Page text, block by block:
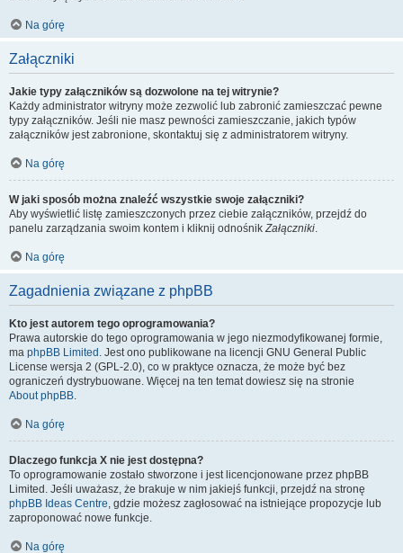
Na górę
Załączniki
Jakie typy załączników są dozwolone na tej witrynie?
Każdy administrator witryny może zezwolić lub zabronić zamieszczać pewne
typy załączników. Jeśli nie masz pewności zamieszczanie, jakich typów
załączników jest zabronione, skontaktuj się z administratorem witryny.
Na górę
W jaki sposób można znaleźć wszystkie swoje załączniki?
Aby wyświetlić listę zamieszczonych przez ciebie załączników, przejdź do
panelu zarządzania swoim kontem i kliknij odnośnikZałączniki.
Na górę
Zagadnienia związane z phpBB
Kto jest autorem tego oprogramowania?
Prawa autorskie do tego oprogramowania w jego niezmodyfikowanej formie,
ma phpBB Limited . Jest ono publikowane na licencji GNU General Public
License wersja 2 (GPL-2.0), co w praktyce oznacza, że może być bez
ograniczeń dystrybuowane. Więcej na ten temat dowiesz się na stronie
About phpBB.
Na górę
Dlaczego funkcja X nie jest dostępna?
To oprogramowanie zostało stworzone i jest licencjonowane przez phpBB
Limited. Jeśli uważasz, że brakuje w nim jakiejś funkcji, przejdź na stronę
phpBB Ideas Centre, gdzie możesz zagłosować na istniejące propozycje lub
zaproponować nowe funkcje.
Na górę